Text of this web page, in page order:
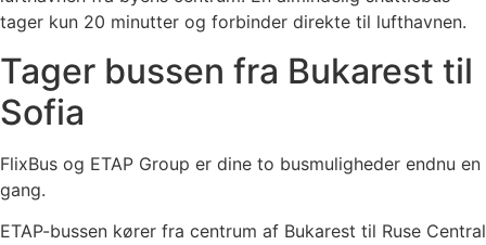
tager kun 20 minutter og forbinder direkte til lufthavnen.
Tager bussen fra Bukarest til
Sofia
FlixBus og ETAP Group er dine to busmuligheder endnu en
gang.
ETAP-bussen kører fra centrum af Bukarest til Ruse Central